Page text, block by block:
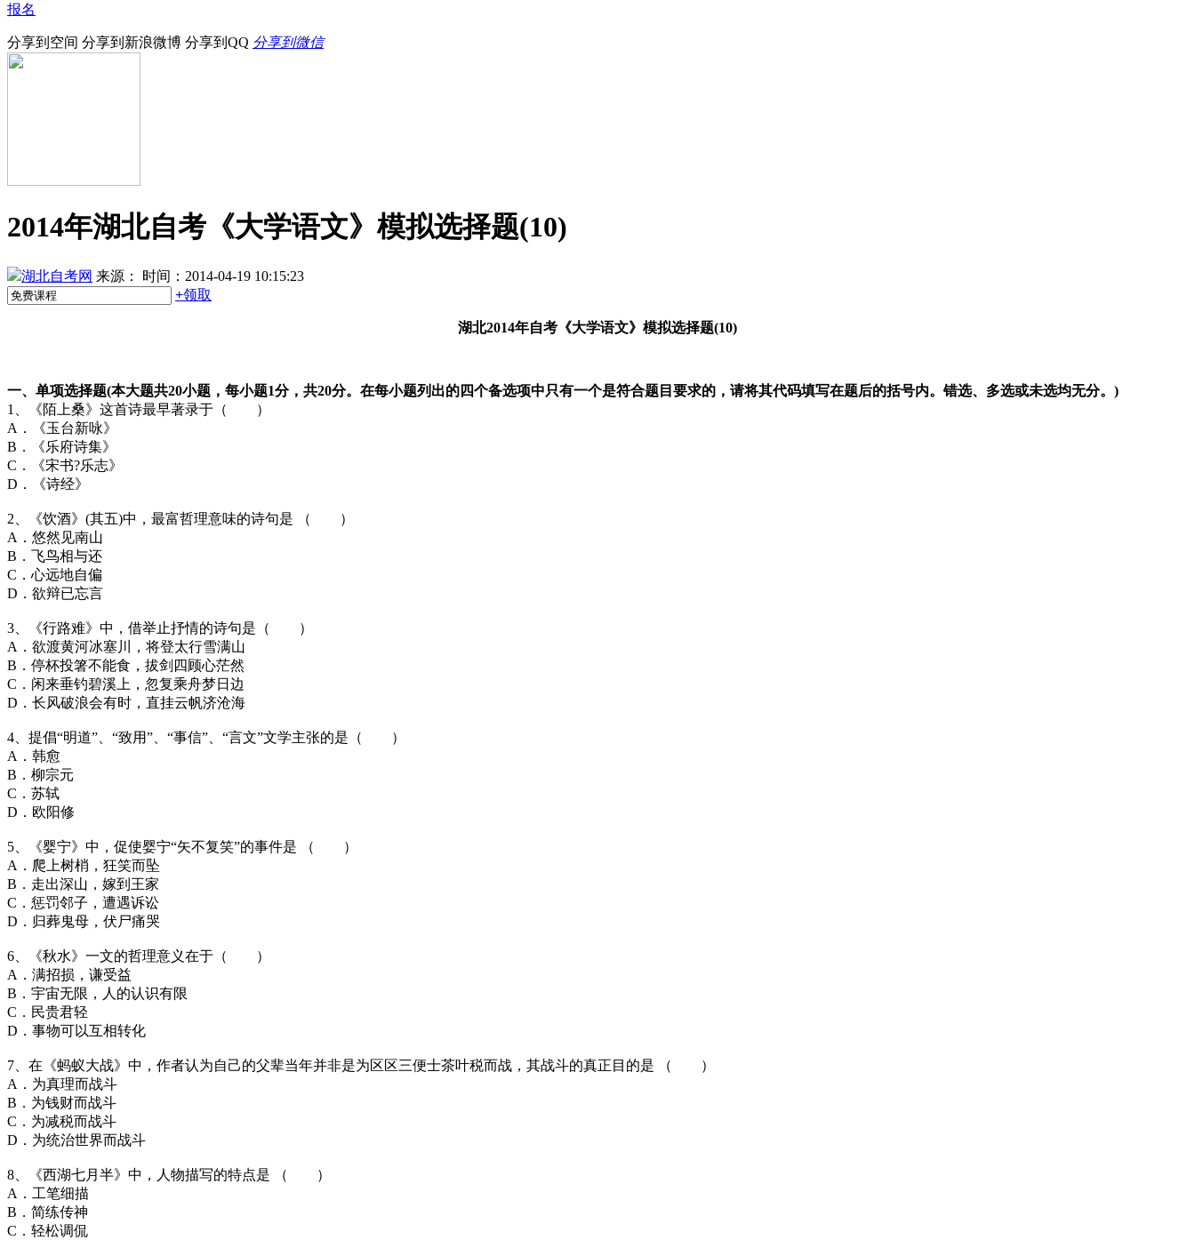
报名
分享到空间 分享到新浪微博 分享到QQ 分享到微信
2014年湖北自考《大学语文》模拟选择题(10)
湖北自考网 来源：
时间：2014-04-19 10:15:23
+领取
湖北2014年自考《大学语文》模拟选择题(10)
一、单项选择题(本大题共20小题，每小题1分，共20分。在每小题列出的四个备选项中只有一个是符合题目要求的，请将其代码填写在题后的括号内。错选、多选或未选均无分。)
1、《陌上桑》这首诗最早著录于（ ）
A．《玉台新咏》
B．《乐府诗集》
C．《宋书?乐志》
D．《诗经》
2、《饮酒》(其五)中，最富哲理意味的诗句是 （ ）
A．悠然见南山
B．飞鸟相与还
C．心远地自偏
D．欲辩已忘言
3、《行路难》中，借举止抒情的诗句是（ ）
A．欲渡黄河冰塞川，将登太行雪满山
B．停杯投箸不能食，拔剑四顾心茫然
C．闲来垂钓碧溪上，忽复乘舟梦日边
D．长风破浪会有时，直挂云帆济沧海
4、提倡“明道”、“致用”、“事信”、“言文”文学主张的是（ ）
A．韩愈
B．柳宗元
C．苏轼
D．欧阳修
5、《婴宁》中，促使婴宁“矢不复笑”的事件是 （ ）
A．爬上树梢，狂笑而坠
B．走出深山，嫁到王家
C．惩罚邻子，遭遇诉讼
D．归葬鬼母，伏尸痛哭
6、《秋水》一文的哲理意义在于（ ）
A．满招损，谦受益
B．宇宙无限，人的认识有限
C．民贵君轻
D．事物可以互相转化
7、在《蚂蚁大战》中，作者认为自己的父辈当年并非是为区区三便士茶叶税而战，其战斗的真正目的是 （ ）
A．为真理而战斗
B．为钱财而战斗
C．为减税而战斗
D．为统治世界而战斗
8、《西湖七月半》中，人物描写的特点是 （ ）
A．工笔细描
B．简练传神
C．轻松调侃